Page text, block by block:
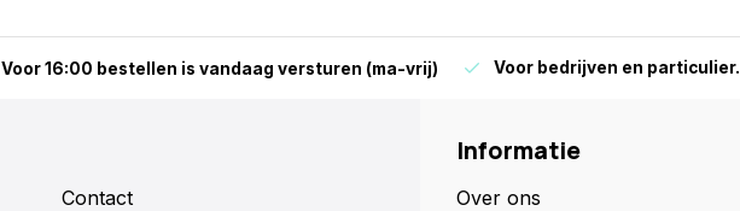
Voor 16:00 bestellen is vandaag versturen (ma-vrij) Voor bedrijven en particulier.
Contact
Informatie
Over ons